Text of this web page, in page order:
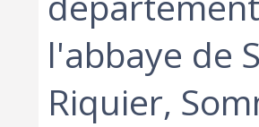
l'abbaye de
Riquier,